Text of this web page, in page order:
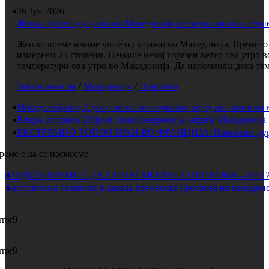
26 Јун 2026
Жешко уште од утрово во Македонија, се мерат високи
Жешко време имаме уште од утрово во Македонија. Времето
измерени 25 степени. Немаше некој изразен ветер ова
температури ова утро во Македонија. Да напоменам дека
Занимливости / Македонија / Прогноза
Македонија под Суптропски антициклон, пред нас тропски
Вчера, вторник 23 јуни силно невреме ја зафати Македонија
ЕКСТРЕМНО ТОПОЛ БРАН ВО ФРАНЦИЈА: Измерени дури
е да се насмееме
(ВИДЕО) ВРЕМЕ Е ДА СЕ НАСМЕЕМЕ: СНЕГ ШИБА –
Австралиска телевизија давала временска прогноза на